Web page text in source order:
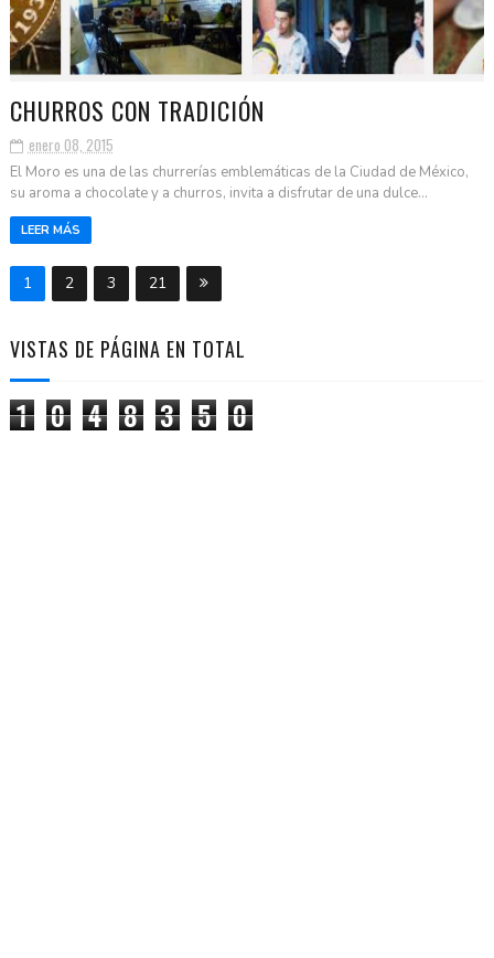
CHURROS CON TRADICIÓN
enero 08, 2015
El Moro es una de las churrerías emblemáticas de la Ciudad de México,
su aroma a chocolate y a churros, invita a disfrutar de una dulce...
LEER MÁS
1 2 3 21
VISTAS DE PÁGINA EN TOTAL
1 0 4 8 3 5 0